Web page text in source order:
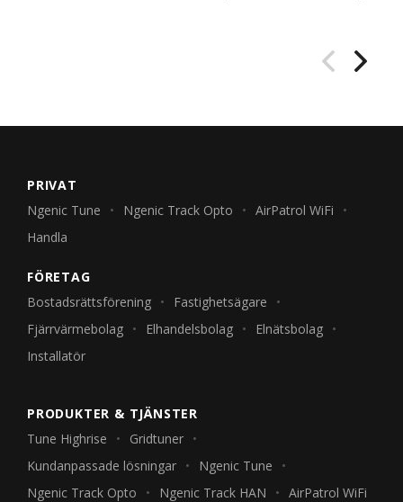
PRIVAT
Ngenic Tune
Ngenic Track Opto
AirPatrol WiFi
Handla
FÖRETAG
Bostadsrättsförening
Fastighetsägare
Fjärrvärmebolag
Elhandelsbolag
Elnätsbolag
Installatör
PRODUKTER & TJÄNSTER
Tune Highrise
Gridtuner
Kundanpassade lösningar
Ngenic Tune
Ngenic Track Opto
Ngenic Track HAN AirPatrol WiFi